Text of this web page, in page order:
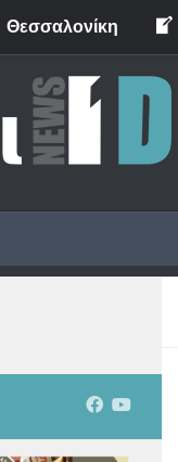
Θεσσαλονίκη